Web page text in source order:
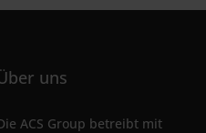
uns
ACS Group betreibt mit